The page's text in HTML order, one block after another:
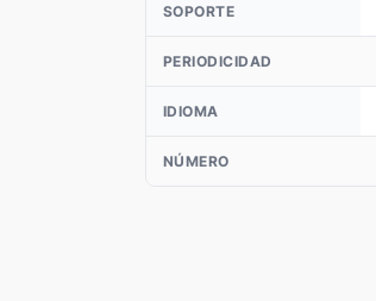
SOPORTE
PERIODICIDAD
IDIOMA
NÚMERO